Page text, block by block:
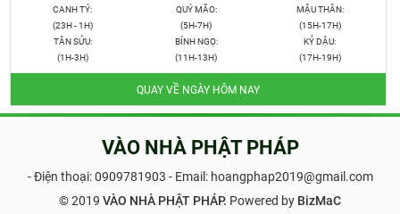
CANH TÝ:
(23H - 1H)
TÂN SỬU:
(1H-3H)
QUÝ MÃO:
(5H-7H)
BÍNH NGỌ:
(11H-13H)
MẬU THÂN:
(15H-17H)
KỶ DẬU:
(17H-19H)
QUAY VỀ NGÀY HÔM NAY
VÀO NHÀ PHẬT PHÁP
- Điện thoại:0909781903 - Email: hoangphap2019@gmail.com
© 2019 VÀO NHÀ PHẬT PHÁP. Powered by BizMaC